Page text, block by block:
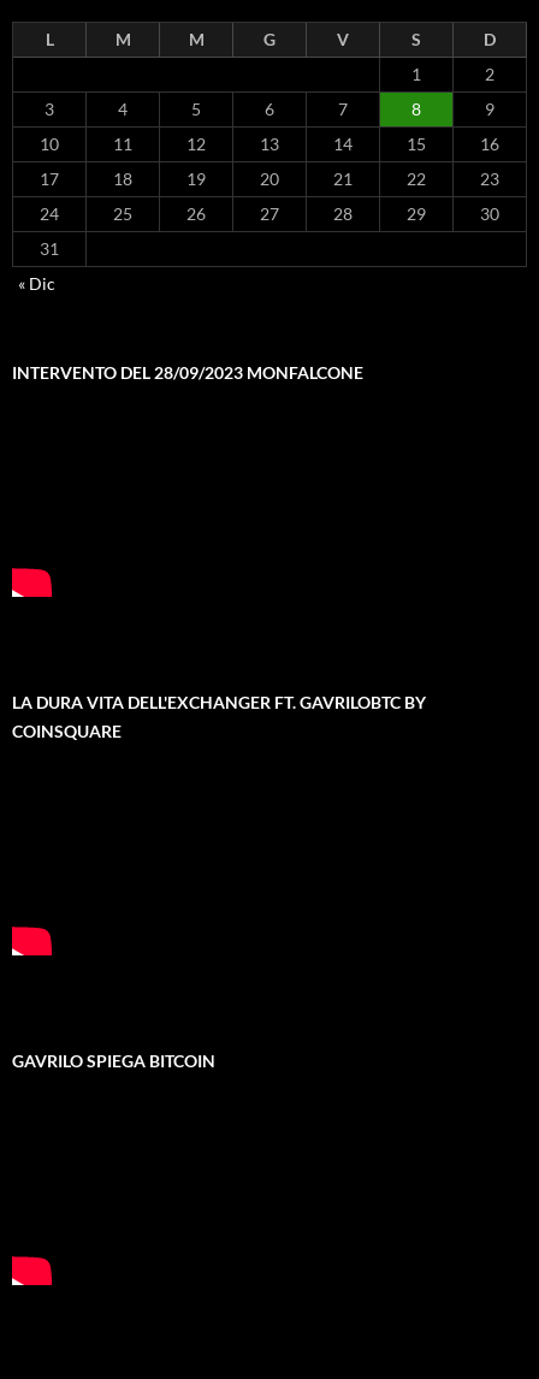
L M M G V S
D
1
2
3
4 5 6 7 8
9
10
11 12 13 14 15
16
17
18 19 20 21 22
23
24
25 26 27 28 29
30
31
« Dic
INTERVENTO DEL 28/09/2023 MONFALCONE
LA DURA VITA DELL'EXCHANGER FT. GAVRILOBTC BY
COINSQUARE
GAVRILO SPIEGA BITCOIN